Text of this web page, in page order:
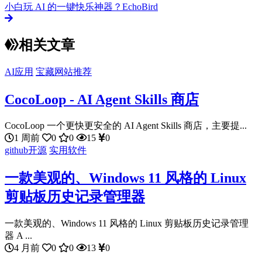
小白玩 AI 的一键快乐神器？EchoBird
相关文章
AI应用 宝藏网站推荐
CocoLoop - AI Agent Skills 商店
CocoLoop 一个更快更安全的 AI Agent Skills 商店，主要提...
1 周前
0 0 15
0
github开源 实用软件
一款美观的、Windows 11 风格的 Linux
剪贴板历史记录管理器
一款美观的、Windows 11 风格的 Linux 剪贴板历史记录管理
器 A ...
4 月前
0 0 13
0